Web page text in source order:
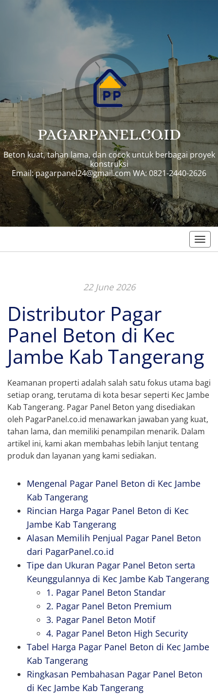
PAGARPANEL.CO.ID
Beton kuat, tahan lama, dan cocok untuk berbagai proyek
konstruksi
Email:pagarpanel24@gmail.com WA: 0821-2440-2626
22 June 2026
Distributor Pagar
Panel Beton di Kec
Jambe Kab Tangerang
Keamanan properti adalah salah satu fokus utama bagi
setiap orang, terutama di kota besar seperti Kec Jambe
Kab Tangerang. Pagar Panel Beton yang disediakan
oleh PagarPanel.co.id menawarkan jawaban yang kuat,
tahan lama, dan memiliki penampilan menarik. Dalam
artikel ini, kami akan membahas lebih lanjut tentang
produk dan layanan yang kami sediakan.
Mengenal Pagar Panel Beton di Kec Jambe
Kab Tangerang
Rincian Harga Pagar Panel Beton di Kec
Jambe Kab Tangerang
Alasan Memilih Penjual Pagar Panel Beton
dari PagarPanel.co.id
Tipe dan Ukuran Pagar Panel Beton serta
Keunggulannya di Kec Jambe Kab Tangerang
1. Pagar Panel Beton Standar
2. Pagar Panel Beton Premium
3. Pagar Panel Beton Motif
4. Pagar Panel Beton High Security
Tabel Harga Pagar Panel Beton di Kec Jambe
Kab Tangerang
Ringkasan Pembahasan Pagar Panel Beton
di Kec Jambe Kab Tangerang